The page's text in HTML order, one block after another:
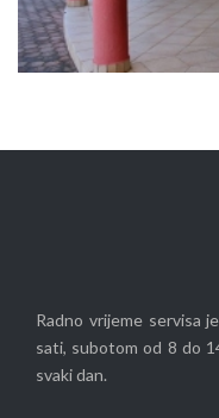
Radno vrijeme servisa
sati, subotom od 8 do
svaki dan.